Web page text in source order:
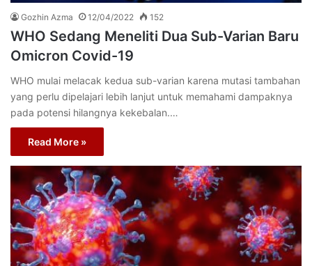
Gozhin Azma 12/04/2022 152
WHO Sedang Meneliti Dua Sub-Varian Baru
Omicron Covid-19
WHO mulai melacak kedua sub-varian karena mutasi tambahan
yang perlu dipelajari lebih lanjut untuk memahami dampaknya
pada potensi hilangnya kekebalan.…
Read More »